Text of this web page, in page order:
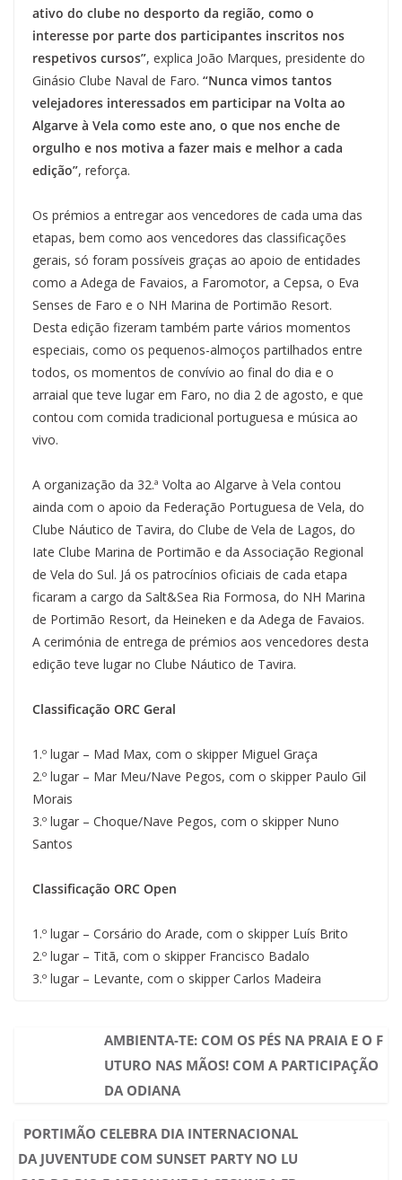
ativo do clube no desporto da região, como o
interesse por parte dos participantes inscritos nos
respetivos cursos”, explica João Marques, presidente do
Ginásio Clube Naval de Faro. “Nunca vimos tantos
velejadores interessados em participar na Volta ao
Algarve à Vela como este ano, o que nos enche de
orgulho e nos motiva a fazer mais e melhor a cada
edição”, reforça.
Os prémios a entregar aos vencedores de cada uma das
etapas, bem como aos vencedores das classificações
gerais, só foram possíveis graças ao apoio de entidades
como a Adega de Favaios, a Faromotor, a Cepsa, o Eva
Senses de Faro e o NH Marina de Portimão Resort.
Desta edição fizeram também parte vários momentos
especiais, como os pequenos-almoços partilhados entre
todos, os momentos de convívio ao final do dia e o
arraial que teve lugar em Faro, no dia 2 de agosto, e que
contou com comida tradicional portuguesa e música ao
vivo.
A organização da 32.ª Volta ao Algarve à Vela contou
ainda com o apoio da Federação Portuguesa de Vela, do
Clube Náutico de Tavira, do Clube de Vela de Lagos, do
Iate Clube Marina de Portimão e da Associação Regional
de Vela do Sul. Já os patrocínios oficiais de cada etapa
ficaram a cargo da Salt&Sea Ria Formosa, do NH Marina
de Portimão Resort, da Heineken e da Adega de Favaios.
A cerimónia de entrega de prémios aos vencedores desta
edição teve lugar no Clube Náutico de Tavira.
Classificação ORC Geral
1.º lugar – Mad Max, com o skipper Miguel Graça
2.º lugar – Mar Meu/Nave Pegos, com o skipper Paulo Gil
Morais
3.º lugar – Choque/Nave Pegos, com o skipper Nuno
Santos
Classificação ORC Open
1.º lugar – Corsário do Arade, com o skipper Luís Brito
2.º lugar – Titã, com o skipper Francisco Badalo
3.º lugar – Levante, com o skipper Carlos Madeira
AMBIENTA-TE: COM OS PÉS NA PRAIA E O F
UTURO NAS MÃOS! COM A PARTICIPAÇÃO
DA ODIANA
PORTIMÃO CELEBRA DIA INTERNACIONAL
DA JUVENTUDE COM SUNSET PARTY NO LU